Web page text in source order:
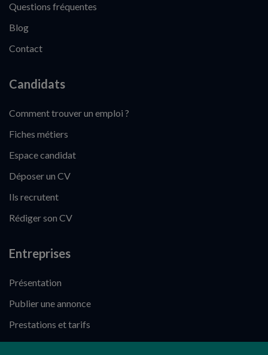
Questions fréquentes
Blog
Contact
Candidats
Comment trouver un emploi ?
Fiches métiers
Espace candidat
Déposer un CV
Ils recrutent
Rédiger son CV
Entreprises
Présentation
Publier une annonce
Prestations et tarifs